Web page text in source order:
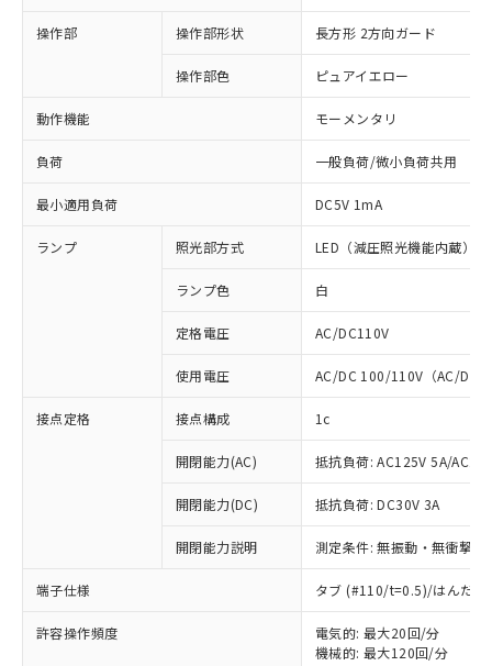
操作部 操作部形状 長方形 2方向ガード
操作部色 ピュアイエロー
動作機能 モーメンタリ
負荷 一般負荷/微小負荷共用
最小適用負荷 DC5V 1mA
ランプ 照光部方式 LED（減圧照光機能内蔵）
ランプ色 白
定格電圧 AC/DC110V
使用電圧 AC/DC 100/110V（AC/DC
接点定格 接点構成 1c
開閉能力(AC) 抵抗負荷: AC125V 5A/
開閉能力(DC) 抵抗負荷: DC30V 3A
開閉能力説明 測定条件: 無振動・無衝撃
端子仕様 タブ (#110/t=0.5)/はんだづ
許容操作頻度
電気的: 最大20回/分
機械的: 最大120回/分
※1 対応状況
対応済み：EU RoHS指令（10物質）の
非含有に対応した製品が提供可能な商品で
す。